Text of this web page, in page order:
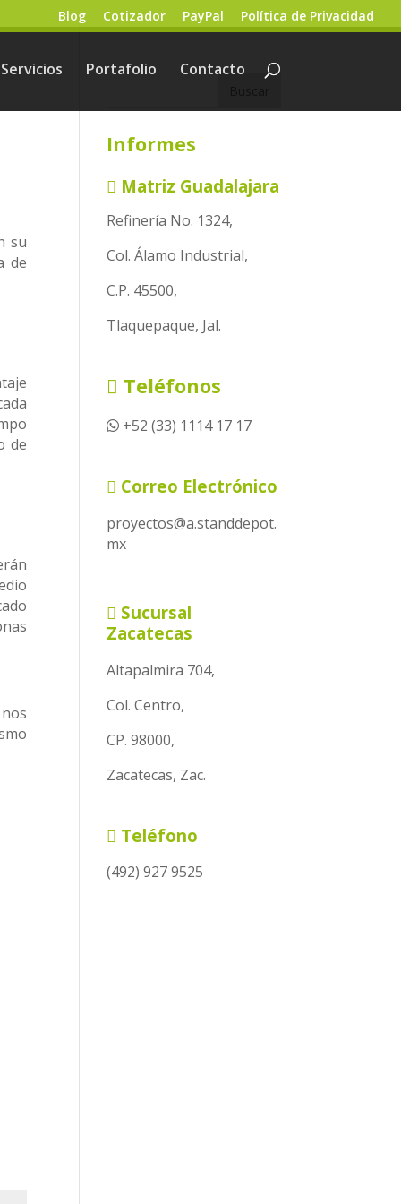
Blog Cotizador PayPal Política de Privacidad
Servicios Portafolio Contacto
su
de
de
Informes
Matriz Guadalajara
Refinería No. 1324,
Col. Álamo Industrial,
C.P. 45500,
Tlaquepaque, Jal.
Teléfonos
+52 (33) 1114 17 17
Correo Electrónico
proyectos@a.standdepot.
mx
Sucursal
Zacatecas
Altapalmira 704,
Col. Centro,
CP. 98000,
Zacatecas, Zac.
Teléfono
(492) 927 9525